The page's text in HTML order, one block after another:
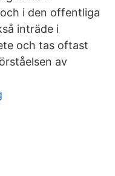
i den offentliga
inträde i
och tas oftast
av